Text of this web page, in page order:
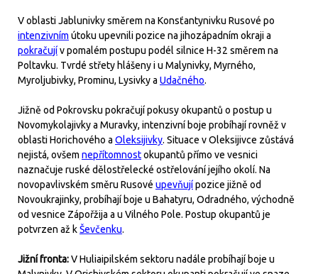
V oblasti Jablunivky směrem na Konsťantynivku Rusové po
intenzivním útoku upevnili pozice na jihozápadním okraji a
pokračujív pomalém postupu podél silnice H-32 směrem na
Poltavku. Tvrdé střety hlášeny i u Malynivky, Myrného,
Myroljubivky, Prominu, Lysivky a Udačného.
Jižně od Pokrovsku pokračují pokusy okupantů o postup u
Novomykolajivky a Muravky, intenzivní boje probíhají rovněž v
oblasti Horichového a Oleksijivky. Situace v Oleksijivce zůstává
nejistá, ovšem nepřítomnostokupantů přímo ve vesnici
naznačuje ruské dělostřelecké ostřelování jejího okolí. Na
novopavlivském směru Rusové upevňujípozice jižně od
Novoukrajinky, probíhají boje u Bahatyru, Odradného, východně
od vesnice Zápořžija a u Vilného Pole. Postup okupantů je
potvrzen až kŠevčenku.
Jižní fronta:V Huliaipilském sektoru nadále probíhají boje u